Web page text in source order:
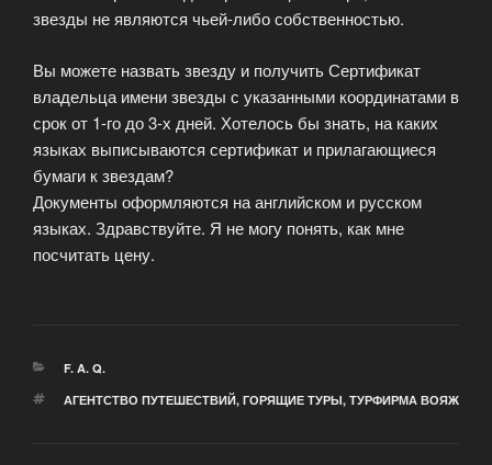
звезды не являются чьей-либо собственностью.
Вы можете назвать звезду и получить Сертификат
владельца имени звезды с указанными координатами в
срок от 1-го до 3-х дней. Хотелось бы знать, на каких
языках выписываются сертификат и прилагающиеся
бумаги к звездам?
Документы оформляются на английском и русском
языках. Здравствуйте. Я не могу понять, как мне
посчитать цену.
РУБРИКИ
F. A. Q.
МЕТКИ
АГЕНТСТВО ПУТЕШЕСТВИЙ, ГОРЯЩИЕ ТУРЫ, ТУРФИРМА ВОЯЖ